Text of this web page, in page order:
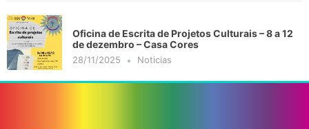
Oficina de Escrita de Projetos Culturais – 8 a 12
de dezembro – Casa Cores
28/11/2025 Noticias